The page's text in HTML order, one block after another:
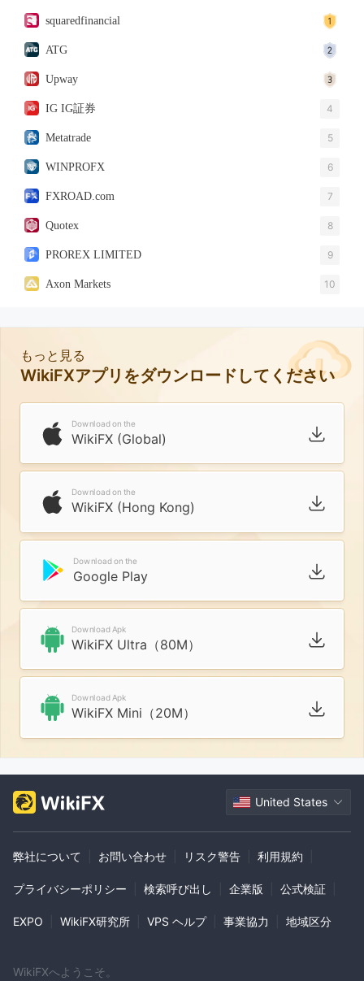
squaredfinancial
ATG
Upway
IG IG証券 4
Metatrade 5
WINPROFX 6
FXROAD.com 7
Quotex 8
PROREX LIMITED 9
Axon Markets 10
もっと見る
WikiFXアプリをダウンロードしてください
Download on the
WikiFX (Global)
Download on the
WikiFX (Hong Kong)
Download on the
Google Play
Download Apk
WikiFX Ultra（80M）
Download Apk
WikiFX Mini（20M）
United States
弊社について お問い合わせ リスク警告 利用規約
プライバシーポリシー 検索呼び出し 企業版 公式検証
EXPO WikiFX研究所 VPS ヘルプ 事業協力 地域区分
WikiFXへようこそ。